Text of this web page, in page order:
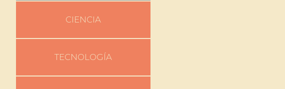
CIENCIA
TECNOLOGÍA